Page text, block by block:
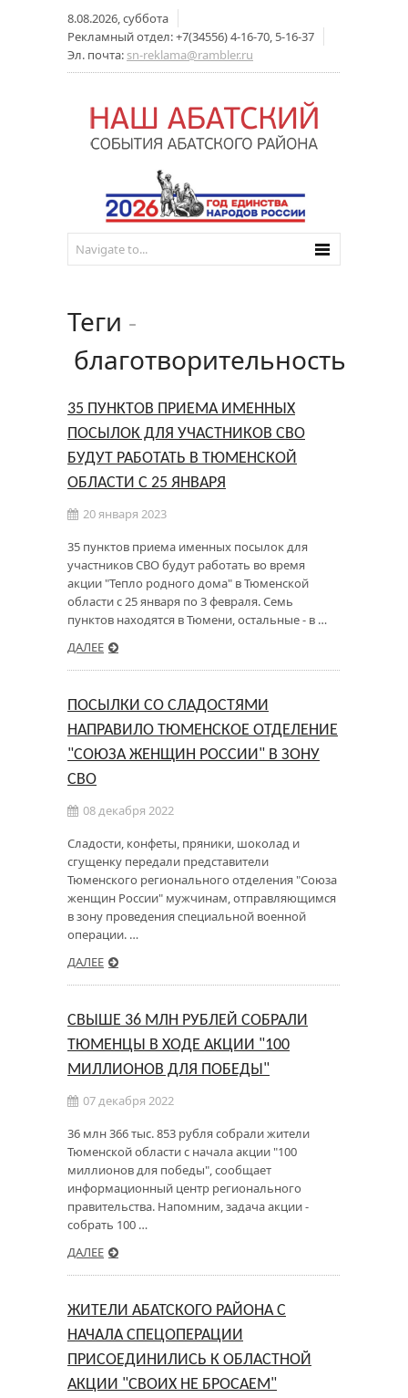
8.08.2026, суббота
Рекламный отдел: +7(34556) 4-16-70, 5-16-37
Эл. почта: sn-reklama@rambler.ru
Теги -
благотворительность
35 ПУНКТОВ ПРИЕМА ИМЕННЫХ
ПОСЫЛОК ДЛЯ УЧАСТНИКОВ СВО
БУДУТ РАБОТАТЬ В ТЮМЕНСКОЙ
ОБЛАСТИ С 25 ЯНВАРЯ
20 января 2023
35 пунктов приема именных посылок для
участников СВО будут работать во время
акции "Тепло родного дома" в Тюменской
области с 25 января по 3 февраля. Семь
пунктов находятся в Тюмени, остальные - в …
ДАЛЕЕ
ПОСЫЛКИ СО СЛАДОСТЯМИ
НАПРАВИЛО ТЮМЕНСКОЕ ОТДЕЛЕНИЕ
"СОЮЗА ЖЕНЩИН РОССИИ" В ЗОНУ
СВО
08 декабря 2022
Сладости, конфеты, пряники, шоколад и
сгущенку передали представители
Тюменского регионального отделения "Союза
женщин России" мужчинам, отправляющимся
в зону проведения специальной военной
операции. …
ДАЛЕЕ
СВЫШЕ 36 МЛН РУБЛЕЙ СОБРАЛИ
ТЮМЕНЦЫ В ХОДЕ АКЦИИ "100
МИЛЛИОНОВ ДЛЯ ПОБЕДЫ"
07 декабря 2022
36 млн 366 тыс. 853 рубля собрали жители
Тюменской области с начала акции "100
миллионов для победы", сообщает
информационный центр регионального
правительства. Напомним, задача акции -
собрать 100 …
ДАЛЕЕ
ЖИТЕЛИ АБАТСКОГО РАЙОНА С
НАЧАЛА СПЕЦОПЕРАЦИИ
ПРИСОЕДИНИЛИСЬ К ОБЛАСТНОЙ
АКЦИИ "СВОИХ НЕ БРОСАЕМ"